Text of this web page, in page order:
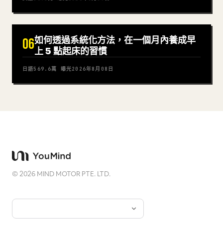
06如何透過系統化方法，在一個月內養成早
上 5 點起床的習慣
日語569.6萬 曝光2026年8月08日
©2026 MIND MOTOR PTE. LTD.